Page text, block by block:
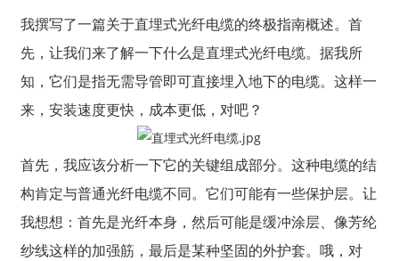
我撰写了一篇关于直埋式光纤电缆的终极指南概述。首
先，让我们来了解一下什么是直埋式光纤电缆。据我所
知，它们是指无需导管即可直接埋入地下的电缆。这样一
来，安装速度更快，成本更低，对吧？
首先，我应该分析一下它的关键组成部分。这种电缆的结
构肯定与普通光纤电缆不同。它们可能有一些保护层。让
我想想：首先是光纤本身，然后可能是缓冲涂层、像芳纶
纱线这样的加强筋，最后是某种坚固的外护套。哦，对